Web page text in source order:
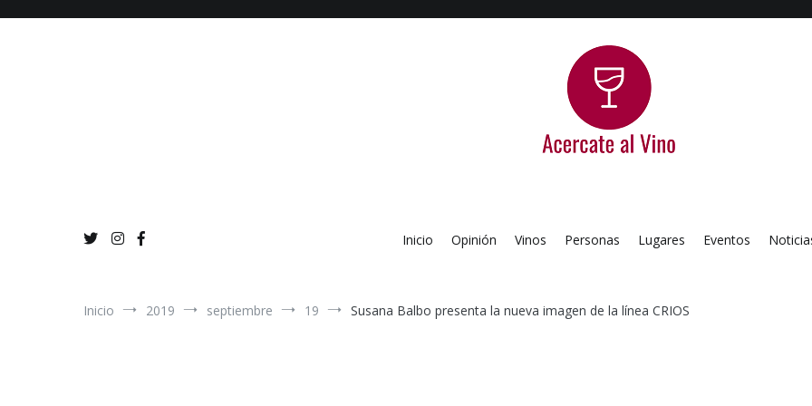
Inicio
Opinión Vinos Personas Lugares Eventos
Inicio 2019 septiembre 19 Susana Balbo presenta la nueva imagen de la línea CRIOS